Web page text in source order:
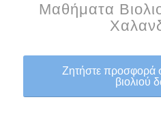
Μαθήματα
Ζητήστε προσφορά
βιολιού